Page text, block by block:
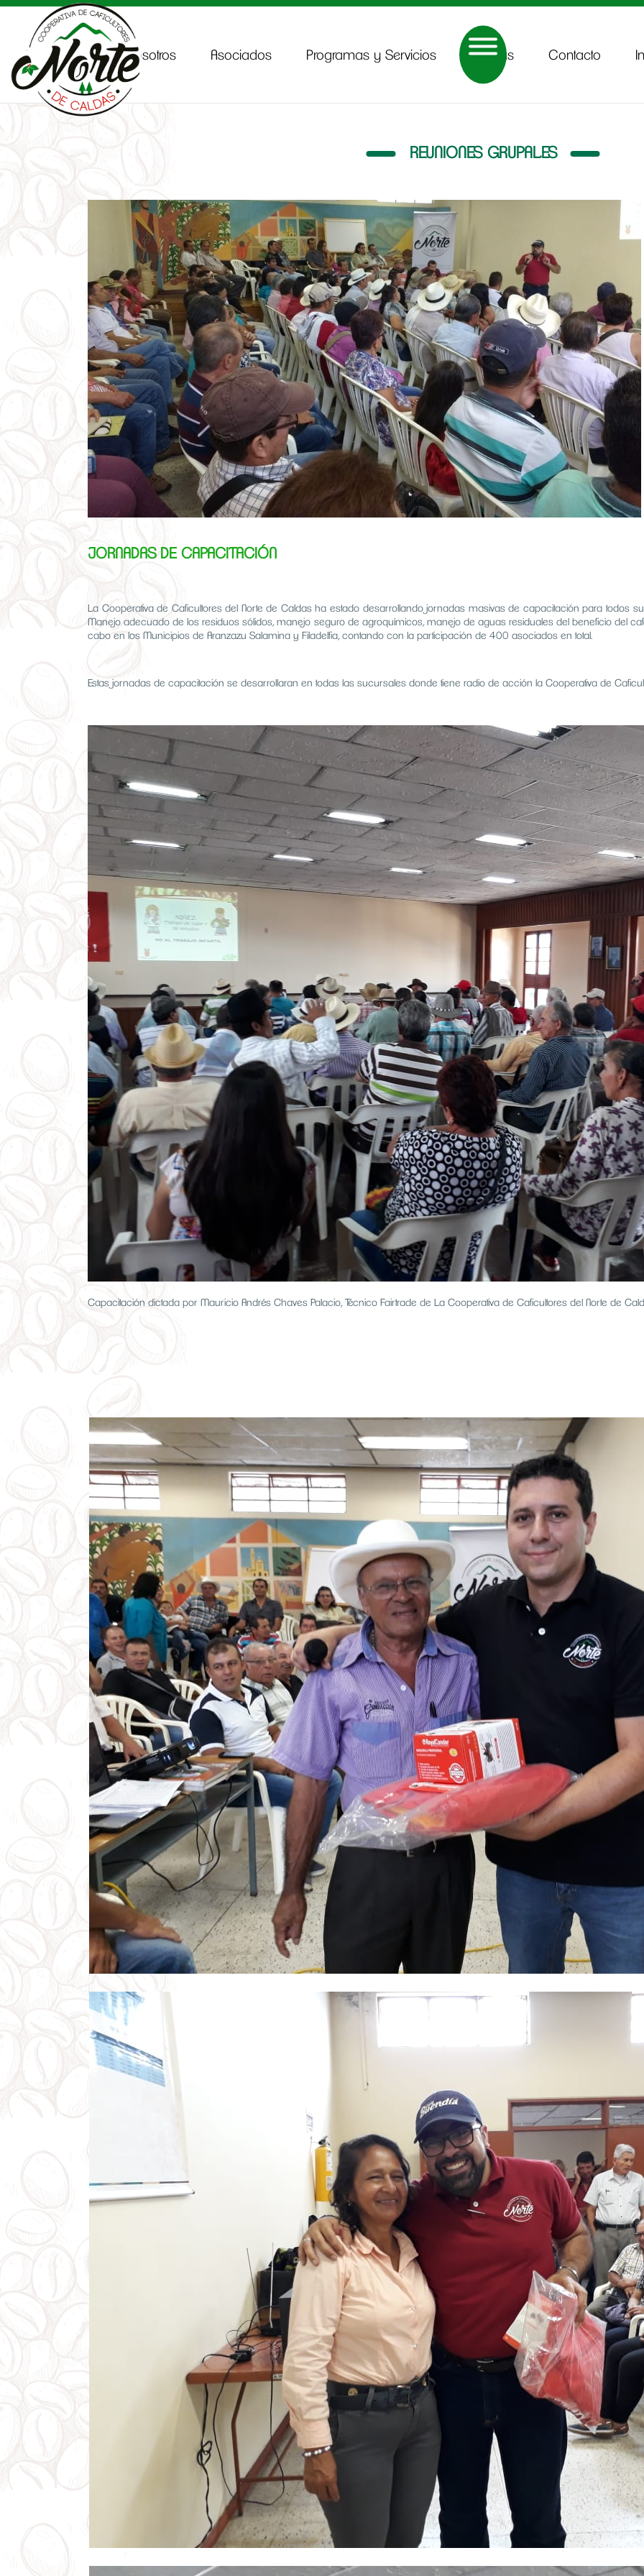
Inicio Sobre Nosotros Asociados Programas y Servicios Noticias Contacto
REUNIONES GRUPALES
JORNADAS DE CAPACITACIÓN
La Cooperativa de Caficultores del Norte de Caldas ha estado desarrollando jornadas masivas de capacitación para todos
Manejo adecuado de los residuos sólidos, manejo seguro de agroquímicos, manejo de aguas residuales del beneficio del
cabo en los Municipios de Aranzazu Salamina y Filadelfia, contando con la participación de 400 asociados en total.
Estas jornadas de capacitación se desarrollaran en todas las sucursales donde tiene radio de acción la Cooperativa de
Capacitación dictada por Mauricio Andrés Chaves Palacio, Técnico Fairtrade de La Cooperativa de Caficultores del Norte de